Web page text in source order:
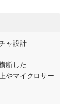
ャ設計
断した
やマイクロサー